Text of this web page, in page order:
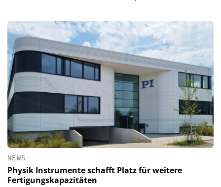
NEWS
Physik Instrumente schafft Platz für weitere
Fertigungskapazitäten